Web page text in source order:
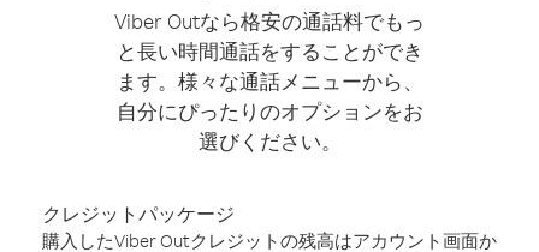
Viber Outなら格安の通話料でもっ
と長い時間通話をすることができ
ます。様々な通話メニューから、
自分にぴったりのオプションをお
選びください。
クレジットパッケージ
購入したViber Outクレジットの残高はアカウント画面か